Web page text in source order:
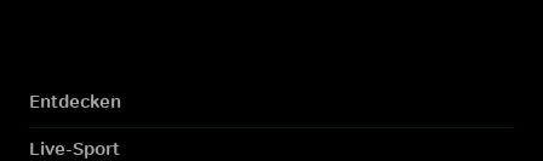
Entdecken
Live-Sport